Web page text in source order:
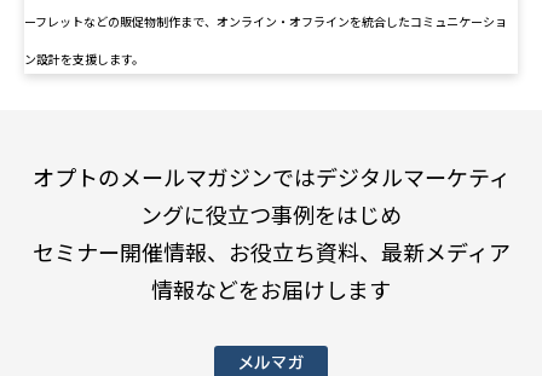
ーフレットなどの販促物制作まで、オンライン・オフラインを統合したコミュニケーショ
ン設計を支援します。
オプトのメールマガジンではデジタルマーケティ
ングに役立つ事例をはじめ
セミナー開催情報、お役立ち資料、最新メディア
情報などをお届けします
メルマガ